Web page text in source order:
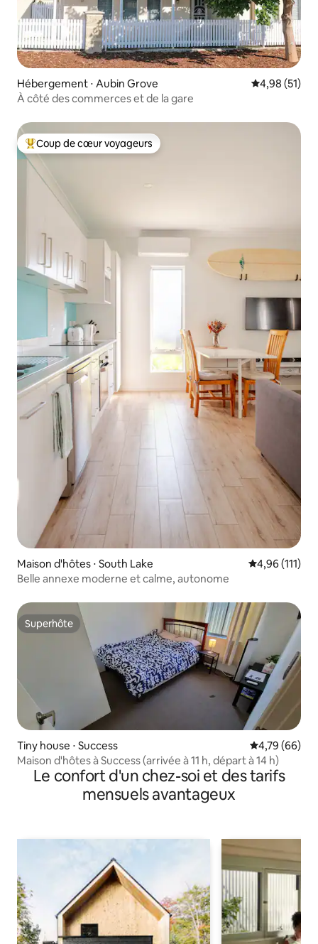
Hébergement ⋅ Aubin Grove Évaluation
4,98 (51)
À côté des commerces et de la gare
Coups de cœur voyageurs les plus appréciés
Coup de cœur voyageurs
Maison d'hôtes ⋅ South Lake Évaluation
4,96 (111)
Belle annexe moderne et calme, autonome
Superhôte
Superhôte
Tiny house ⋅ Success Évaluation
4,79 (66)
Maison d'hôtes à Success (arrivée à 11 h, départ à 14 h)
Le confort d'un chez-soi et des tarifs
mensuels avantageux